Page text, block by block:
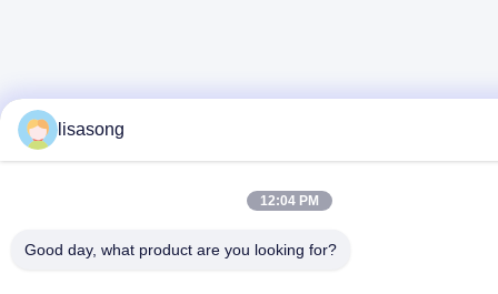
lisasong
12:04 PM
Good day, what product are you looking for?